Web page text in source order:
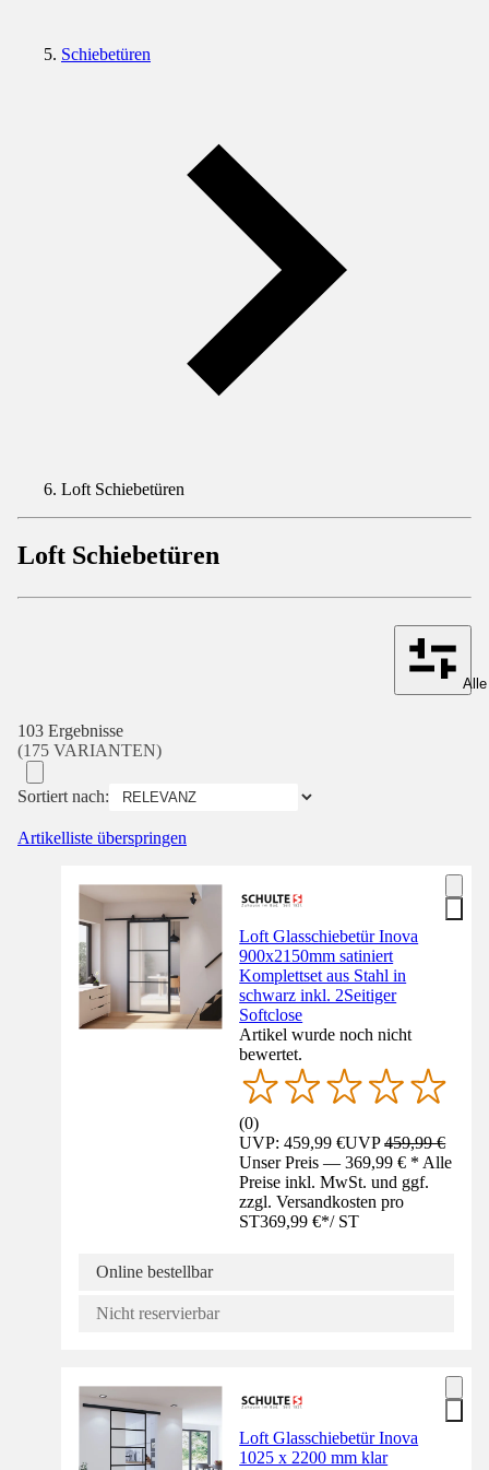
Schiebetüren
Loft Schiebetüren
Loft Schiebetüren
103 Ergebnisse
(175 VARIANTEN)
Sortiert nach:
Artikelliste überspringen
Loft Glasschiebetür Inova
900x2150mm satiniert
Komplettset aus Stahl in
schwarz inkl. 2Seitiger
Softclose
Artikel wurde noch nicht
bewertet.
(0)
UVP: 459,99 €UVP459,99 €
Unser Preis — 369,99 € * Alle
Preise inkl. MwSt. und ggf.
zzgl. Versandkosten pro
ST369,99 €*/ ST
Online bestellbar
Nicht reservierbar
Loft Glasschiebetür Inova
1025 x 2200 mm klar